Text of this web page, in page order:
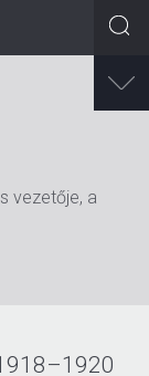
vezetője, a